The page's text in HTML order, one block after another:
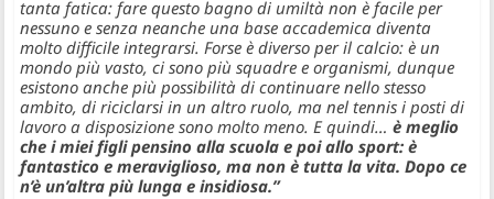
tanta fatica: fare questo bagno di umiltà non è facile per
nessuno e senza neanche una base accademica diventa
molto difficile integrarsi. Forse è diverso per il calcio: è un
mondo più vasto, ci sono più squadre e organismi, dunque
esistono anche più possibilità di continuare nello stesso
ambito, di riciclarsi in un altro ruolo, ma nel tennis i posti di
lavoro a disposizione sono molto meno. E quindi…è meglio
che i miei figli pensino alla scuola e poi allo sport: è
fantastico e meraviglioso, ma non è tutta la vita. Dopo ce
n’è un’altra più lunga e insidiosa.”